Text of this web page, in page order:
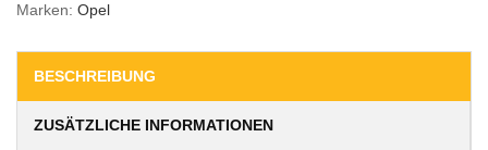
Marken: Opel
BESCHREIBUNG
ZUSÄTZLICHE INFORMATIONEN